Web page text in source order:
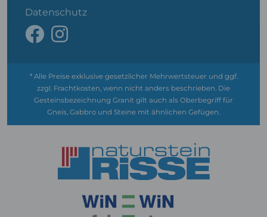
Datenschutz
* Alle Preise exklusive gesetzlicher Mehrwertsteuer und ggf.
zzgl. Frachtkosten, wenn nicht anders beschrieben. Die
Gesteinsbezeichnung Granit gilt auch als Oberbegriff für
Gneis, Gabbro und Steine mit ähnlichen Gefügen.